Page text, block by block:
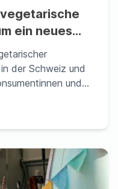
ein neues
der Schweiz und
und